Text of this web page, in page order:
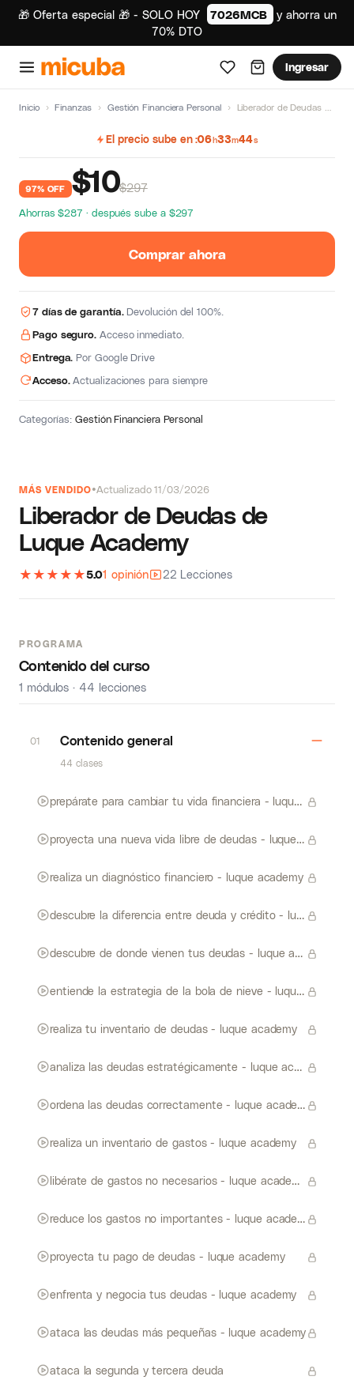
🎁 Oferta especial 🎁 - SOLO HOY 7026MCB
y ahorra un
70% DTO
Ingresar
Inicio › Finanzas › Gestión Financiera Personal › Liberador de Deudas de Luque Academy
MÁS VENDIDO Actualizado 11/03/2026
Liberador de Deudas de
Luque Academy
★ ★ ★ ★ ★5.01 opinión 22 Lecciones
PROGRAMA
Contenido del curso
1 módulos · 44 lecciones
01 Contenido general
44 clases
prepárate para cambiar tu vida financiera - luque academy
proyecta una nueva vida libre de deudas - luque academy
realiza un diagnóstico financiero - luque academy
descubre la diferencia entre deuda y crédito - luque academy
descubre de donde vienen tus deudas - luque academy
entiende la estrategia de la bola de nieve - luque academy
realiza tu inventario de deudas - luque academy
analiza las deudas estratégicamente - luque academy
ordena las deudas correctamente - luque academy
realiza un inventario de gastos - luque academy
libérate de gastos no necesarios - luque academy
reduce los gastos no importantes - luque academy
proyecta tu pago de deudas - luque academy
enfrenta y negocia tus deudas - luque academy
ataca las deudas más pequeñas - luque academy
ataca la segunda y tercera deuda
El precio sube en 06h33m44s
97% OFF $10$297
Ahorras $287 · después sube a $297
Comprar ahora
7 días de garantía.Devolución del 100%.
Pago seguro. Acceso inmediato.
Entrega. Por Google Drive
Acceso.Actualizaciones para siempre
Categorías:Gestión Financiera Personal